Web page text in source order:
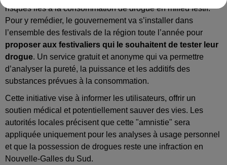
risques liés à la consommation de drogue en milieu festif.
Pour y remédier, le gouvernement va s’installer dans
l’ensemble des festivals de la région toute l’année pour
proposer aux festivaliers qui le souhaitent de tester leur
drogue. Un service gratuit et anonyme qui va permettre
d’analyser la pureté, la puissance et les additifs des
substances prévues à la consommation.
Cette initiative vise à informer les utilisateurs, offrir un
soutien médical et potentiellement sauver des vies. Les
autorités locales précisent que cette "amnistie" sera
appliquée uniquement pour les analyses à usage personnel
et que la possession de drogues reste une infraction en
Nouvelle-Galles du Sud.